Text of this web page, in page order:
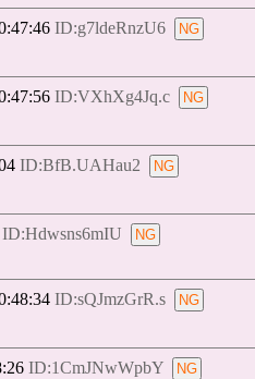
ID:g7ldeRnzU6
ID:VXhXg4Jq.c
ID:BfB.UAHau2
ID:Hdwsns6mIU
ID:sQJmzGrR.s
ID:1CmJNwWpbY